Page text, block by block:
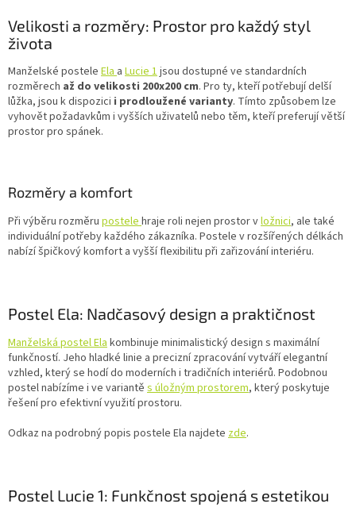
Velikosti a rozměry: Prostor pro každý styl
života
Manželské postele Elaa Lucie 1jsou dostupné ve standardních
rozměrech až do velikosti 200x200 cm. Pro ty, kteří potřebují delší
lůžka, jsou k dispozici i prodloužené varianty. Tímto způsobem lze
vyhovět požadavkům i vyšších uživatelů nebo těm, kteří preferují větší
prostor pro spánek.
Rozměry a komfort
Při výběru rozměru postelehraje roli nejen prostor vložnici, ale také
individuální potřeby každého zákazníka. Postele v rozšířených délkách
nabízí špičkový komfort a vyšší flexibilitu při zařizování interiéru.
Postel Ela: Nadčasový design a praktičnost
Manželská postel Ela kombinuje minimalistický design s maximální
funkčností. Jeho hladké linie a precizní zpracování vytváří elegantní
vzhled, který se hodí do moderních i tradičních interiérů. Podobnou
postel nabízíme i ve variantě s úložným prostorem, který poskytuje
řešení pro efektivní využití prostoru.
Odkaz na podrobný popis postele Ela najdete zde.
Postel Lucie 1: Funkčnost spojená s estetikou